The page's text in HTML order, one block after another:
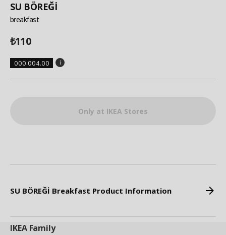
SU BÖREĞİ
breakfast
₺110
000.004.00
Only at IKEA Stores
SU BÖREĞİ Breakfast Product Information
IKEA Family